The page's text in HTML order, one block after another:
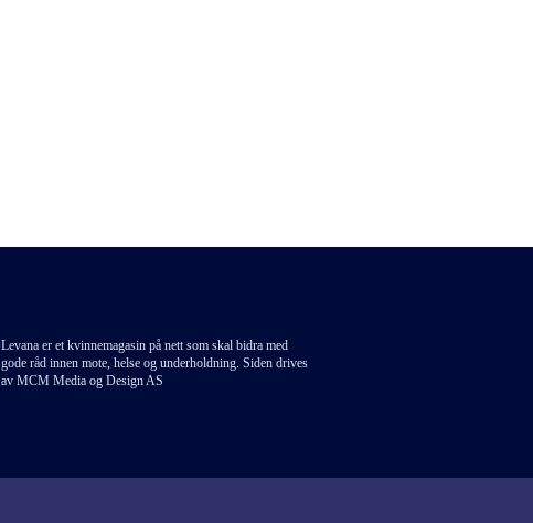
Levana er et kvinnemagasin på nett som skal bidra med
gode råd innen mote, helse og underholdning. Siden drives
av MCM Media og Design AS